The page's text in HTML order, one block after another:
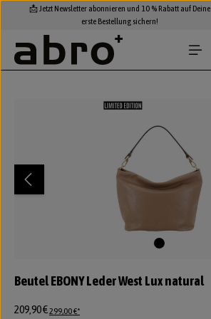
Zum Hauptinhalt springen
📩 Jetzt Newsletter abonnieren und 10 % Rabatt auf Deine
erste Bestellung sichern!
Bildergalerie überspringen
Beutel EBONY Leder West Lux natural
209,90 €299,00 €*